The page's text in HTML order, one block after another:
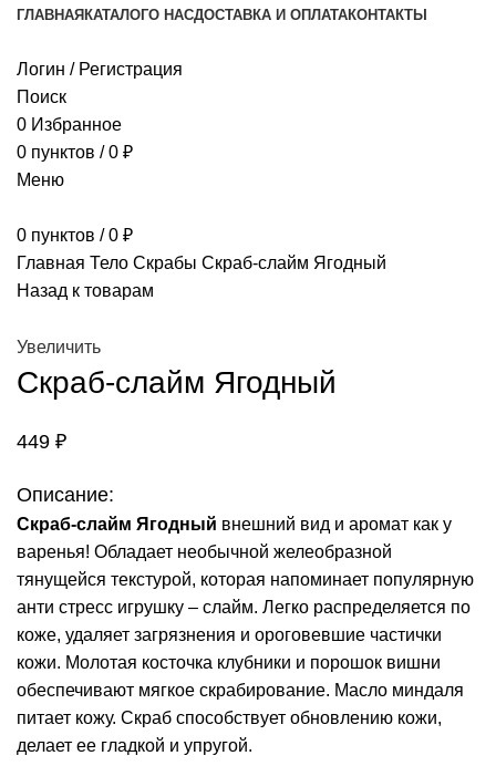
ГЛАВНАЯ КАТАЛОГО НАСДОСТАВКА И ОПЛАТАКОНТАКТЫ
Логин / Регистрация
Поиск
0 Избранное
0 пунктов / 0 ₽
Меню
0 пунктов / 0 ₽
Главная Тело Скрабы Скраб-слайм Ягодный
Назад к товарам
Увеличить
Скраб-слайм Ягодный
449 ₽
Описание:
Скраб-слайм Ягодный внешний вид и аромат как у
варенья! Обладает необычной желеобразной
тянущейся текстурой, которая напоминает популярную
анти стресс игрушку – слайм. Легко распределяется по
коже, удаляет загрязнения и ороговевшие частички
кожи. Молотая косточка клубники и порошок вишни
обеспечивают мягкое скрабирование. Масло миндаля
питает кожу. Скраб способствует обновлению кожи,
делает ее гладкой и упругой.